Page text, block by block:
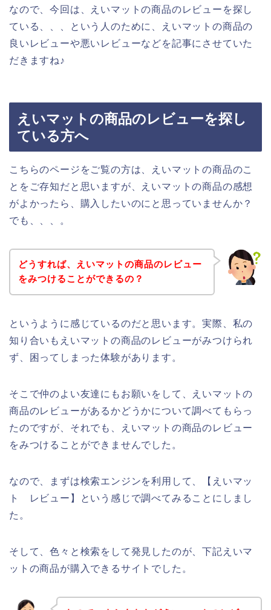
なので、今回は、えいマットの商品のレビューを探し
ている、、、という人のために、えいマットの商品の
良いレビューや悪いレビューなどを記事にさせていた
だきますね♪
えいマットの商品のレビューを探し
ている方へ
こちらのページをご覧の方は、えいマットの商品のこ
とをご存知だと思いますが、えいマットの商品の感想
がよかったら、購入したいのにと思っていませんか？
でも、、、。
どうすれば、えいマットの商品のレビュー
をみつけることができるの？
というように感じているのだと思います。実際、私の
知り合いもえいマットの商品のレビューがみつけられ
ず、困ってしまった体験があります。
そこで仲のよい友達にもお願いをして、えいマットの
商品のレビューがあるかどうかについて調べてもらっ
たのですが、それでも、えいマットの商品のレビュー
をみつけることができませんでした。
なので、まずは検索エンジンを利用して、【えいマッ
ト レビュー】という感じで調べてみることにしまし
た。
そして、色々と検索をして発見したのが、下記えいマ
ットの商品が購入できるサイトでした。